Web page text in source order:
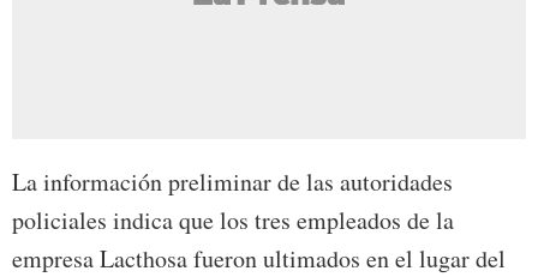
La información preliminar de las autoridades
policiales indica que los tres empleados de la
empresa Lacthosa fueron ultimados en el lugar del